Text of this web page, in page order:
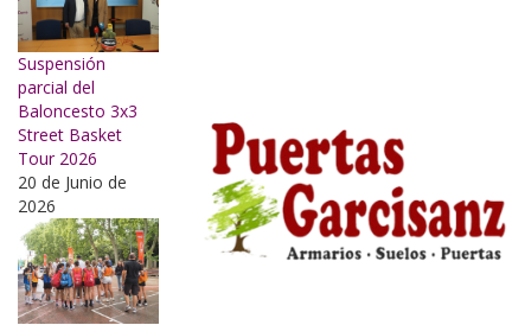
Suspensión
parcial del
Baloncesto 3x3
Street Basket
Tour 2026
20 de Junio de
2026